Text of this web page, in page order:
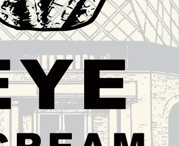
、70% Guanaja 、 55% Equatoriale、榛果、